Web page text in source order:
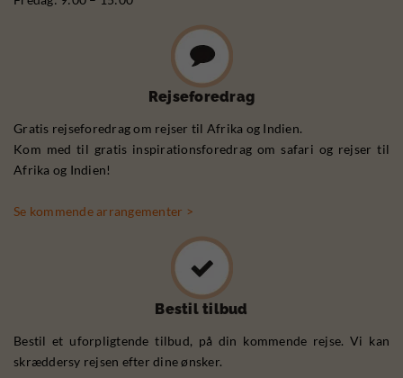
Rejseforedrag
Gratis rejseforedrag om rejser til Afrika og Indien.
Kom med til gratis inspirationsforedrag om safari og rejser til
Afrika og Indien!
Se kommende arrangementer >
Bestil tilbud
Bestil et uforpligtende tilbud, på din kommende rejse. Vi kan
skræddersy rejsen efter dine ønsker.